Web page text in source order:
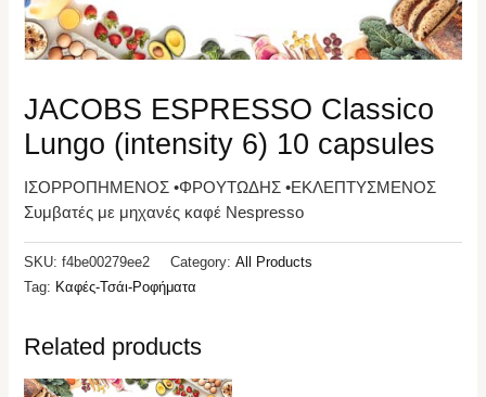
JACOBS ESPRESSO Classico
Lungo (intensity 6) 10 capsules
ΙΣΟΡΡΟΠΗΜΕΝΟΣ •ΦΡΟΥΤΩΔΗΣ •ΕΚΛΕΠΤΥΣΜΕΝΟΣ
Συμβατές με μηχανές καφέ Nespresso
SKU:f4be00279ee2 Category:All Products
Tag: Καφές-Τσάι-Ροφήματα
Related products